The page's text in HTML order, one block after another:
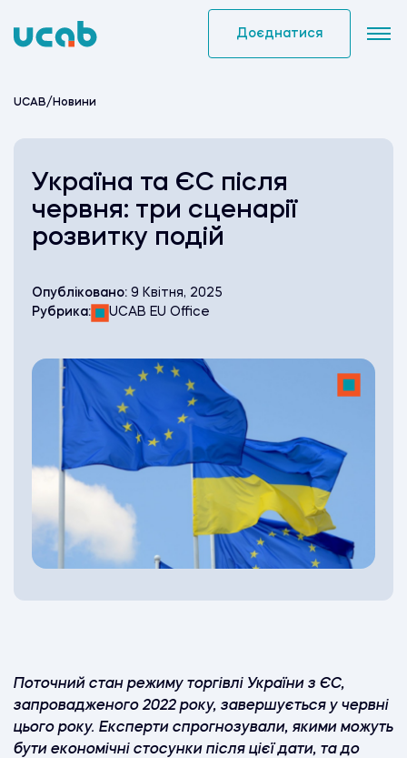
to
Доєднатися
UCAB/ Новини
Україна та ЄС після
червня: три сценарії
розвитку подій
Опубліковано: 9 Квітня, 2025
Рубрика:
UCAB EU Office
Поточний стан режиму торгівлі України з ЄС,
запровадженого 2022 року, завершується у червні
цього року. Експерти спрогнозували, якими можуть
бути економічні стосунки після цієї дати, та до